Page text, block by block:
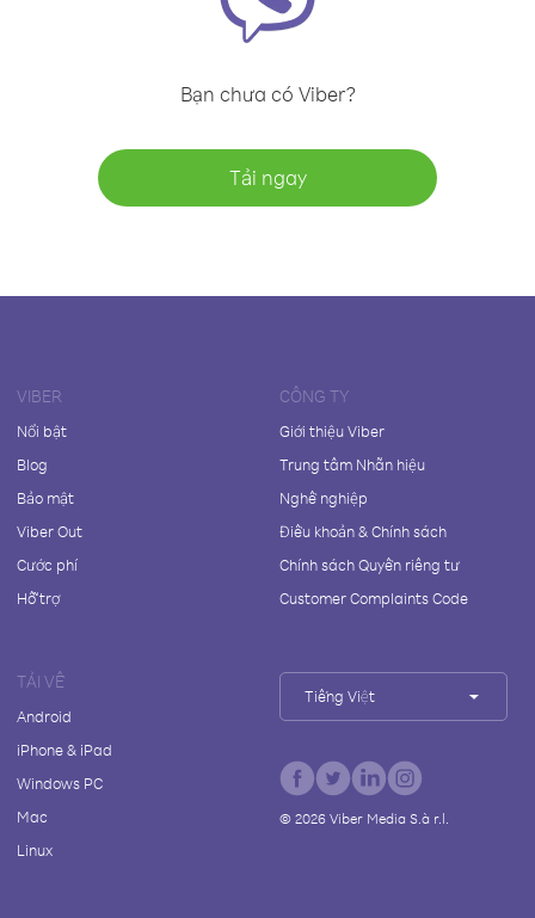
Bạn chưa có Viber?
Tải ngay
VIBER
Nổi bật
Blog
Bảo mật
Viber Out
Cước phí
Hỗ trợ
CÔNG TY
Giới thiệu Viber
Trung tâm Nhãn hiệu
Nghề nghiệp
Điều khoản & Chính sách
Chính sách Quyền riêng tư
Customer Complaints Code
TẢI VỀ
Android
iPhone & iPad
Windows PC
Mac
Linux
Tiếng Việt
© 2026Viber Media S.à r.l.